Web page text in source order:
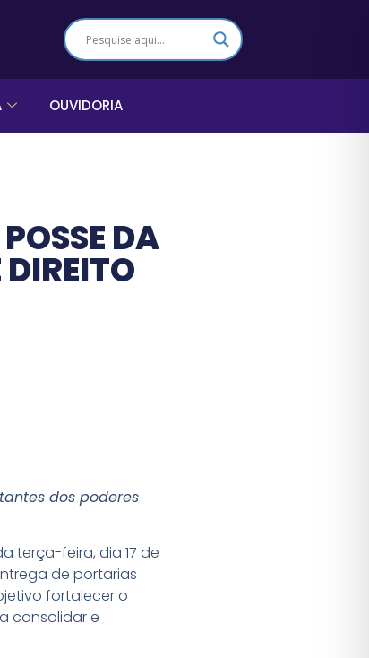
OUVIDORIA
DA
dos poderes
terça-feira, dia 17 de
de portarias
fortalecer o
consolidar e